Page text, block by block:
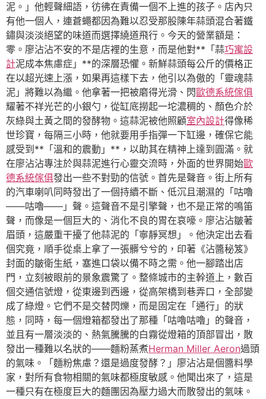
泥。」他輕聲細語，彷彿在責備一個不上進的孩子。店內只
有他一個人，連蒼蠅都因為難以忍受那股陳年蒜頭混合著鐵
鏽與淡淡絕望的味道而選擇繞道飛行。今天的營業額是：
零。廖沾沾不安的不是店裡的生意，而是他對**「蒜巧寓設
計泥成本焦慮症」**的深層恐懼。新鮮蒜頭每公斤的價格正
在以超光速上漲，如果再這樣下去，他引以為傲的「靈魂蒜
泥」將難以為繼。他拿著一把被磨得光滑、閃歐德系統傢俱
耀著不祥光芒的小銀勺，從缸底撈起一坨濃稠的、顏色介於
灰綠與土黃之間的發酵物。這蒜泥被他照顧室內設計得像稀
世珍寶，每隔三小時，他就要用手指彈一下缸邊，確保它能
感受到**「溫和的震動」**，以助其在精神上達到圓滿。就
在廖沾沾專注於與蒜泥進行心靈交流時，外面的世界開始歐
德系統傢俱發出一些不對勁的信號。首先是聲音。街上所有
的汽車喇叭同時發出了一個持續不斷、低沉且潮濕的「咕嚕
——咕嚕——」聲。這聲音不是引擎聲，也不是正常的鳴笛
聲，而像是一個巨大的、消化不良的胃在哀嚎。廖沾沾皺著
眉頭，這嚴重干擾了他蒜泥的「寧靜冥想」。他決定出去看
個究竟，順手從桌上拿了一張髒兮兮的，印著《沾醬秘笈》
封面的皺衛生紙，塞進口袋以備不時之需。他一腳踏出店
門，立刻被眼前的景象震驚了。整條城市的主幹道上，數百
個交通信號燈，從東邊到西邊，從高架橋到巷弄口，全部變
成了綠燈。它們不是交替閃爍，而是固定在「通行」的狀
態，同時，每一個燈箱都發出了那種「咕嚕咕嚕」的聲音，
並且有一層淡淡的、熱氣騰騰的白霧從燈箱的頂部冒出，散
發出一種難以名狀的——麵粉蒸煮Herman Miller Aeron過頭
的氣味。「麵粉焦慮？還是過度發酵？」廖沾沾是個醬料學
家，對所有食物相關的氣味都極度敏感。他聞出來了，這是
一種只有在極度巨大的麵團因為壓力過大而散發出的氣味。